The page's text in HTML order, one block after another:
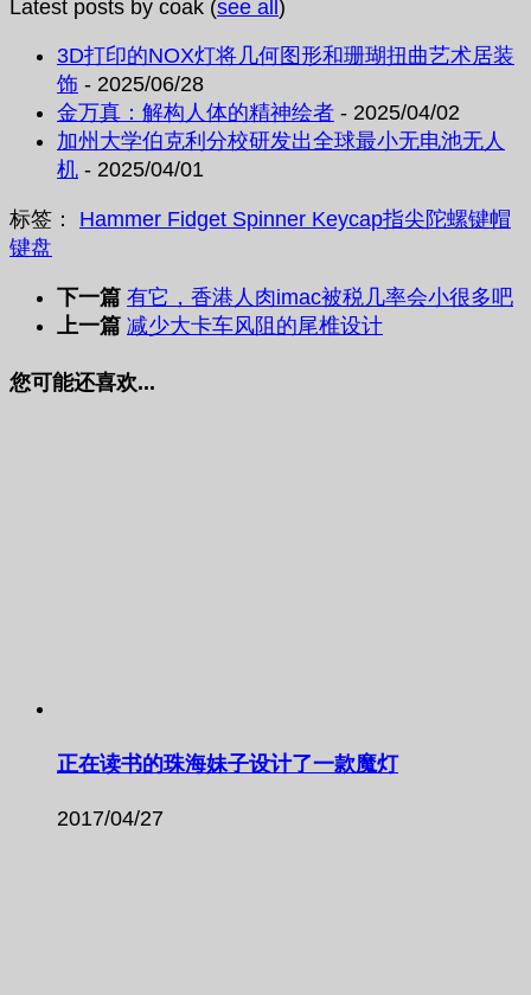
Latest posts by coak (see all )
3D打印的NOX灯将几何图形和珊瑚扭曲艺术居装
饰 - 2025/06/28
金万真：解构人体的精神绘者 - 2025/04/02
加州大学伯克利分校研发出全球最小无电池无人
机 - 2025/04/01
标签： Hammer Fidget Spinner Keycap指尖陀螺键帽
键盘
下一篇 有它，香港人肉imac被税几率会小很多吧
上一篇 减少大卡车风阻的尾椎设计
您可能还喜欢...
正在读书的珠海妹子设计了一款魔灯
2017/04/27